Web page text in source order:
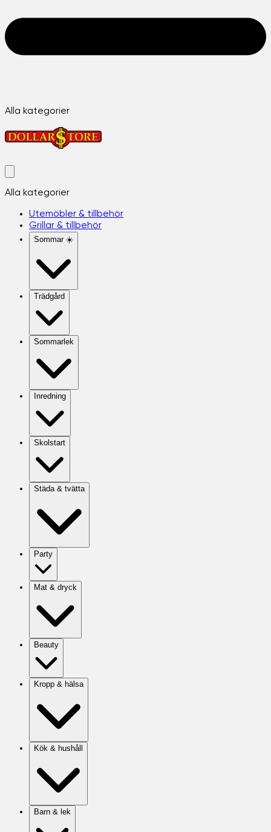
Alla kategorier
Alla kategorier
Utemöbler & tillbehör
Grillar & tillbehör
Sommar ☀️
Trädgård
Sommarlek
Inredning
Skolstart
Städa & tvätta
Party
Mat & dryck
Beauty
Kropp & hälsa
Kök & hushåll
Barn & lek